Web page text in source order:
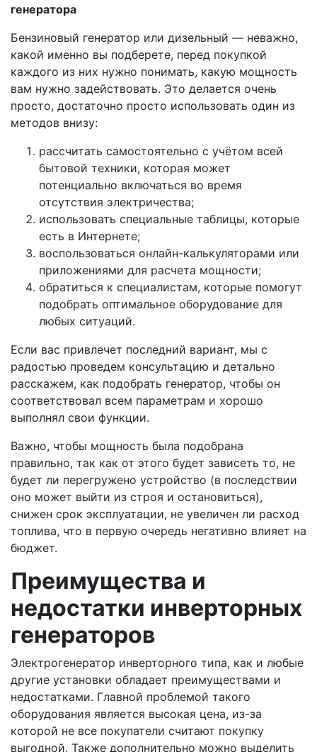
генератора
Бензиновый генератор или дизельный — неважно,
какой именно вы подберете, перед покупкой
каждого из них нужно понимать, какую мощность
вам нужно задействовать. Это делается очень
просто, достаточно просто использовать один из
методов внизу:
рассчитать самостоятельно с учётом всей
бытовой техники, которая может
потенциально включаться во время
отсутствия электричества;
использовать специальные таблицы, которые
есть в Интернете;
воспользоваться онлайн-калькуляторами или
приложениями для расчета мощности;
обратиться к специалистам, которые помогут
подобрать оптимальное оборудование для
любых ситуаций.
Если вас привлечет последний вариант, мы с
радостью проведем консультацию и детально
расскажем, как подобрать генератор, чтобы он
соответствовал всем параметрам и хорошо
выполнял свои функции.
Важно, чтобы мощность была подобрана
правильно, так как от этого будет зависеть то, не
будет ли перегружено устройство (в последствии
оно может выйти из строя и остановиться),
снижен срок эксплуатации, не увеличен ли расход
топлива, что в первую очередь негативно влияет на
бюджет.
Преимущества и
недостатки инверторных
генераторов
Электрогенератор инверторного типа, как и любые
другие установки обладает преимуществами и
недостатками. Главной проблемой такого
оборудования является высокая цена, из-за
которой не все покупатели считают покупку
выгодной. Также дополнительно можно выделить